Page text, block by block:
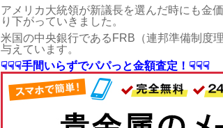
アメリカ大統領が新議長を選んだ時にも金
り下がっていきました。
米国の中央銀行であるFRB（連邦準備制度
与えています。
☟☟☟手間いらずでパパっと金額査定！☟☟☟